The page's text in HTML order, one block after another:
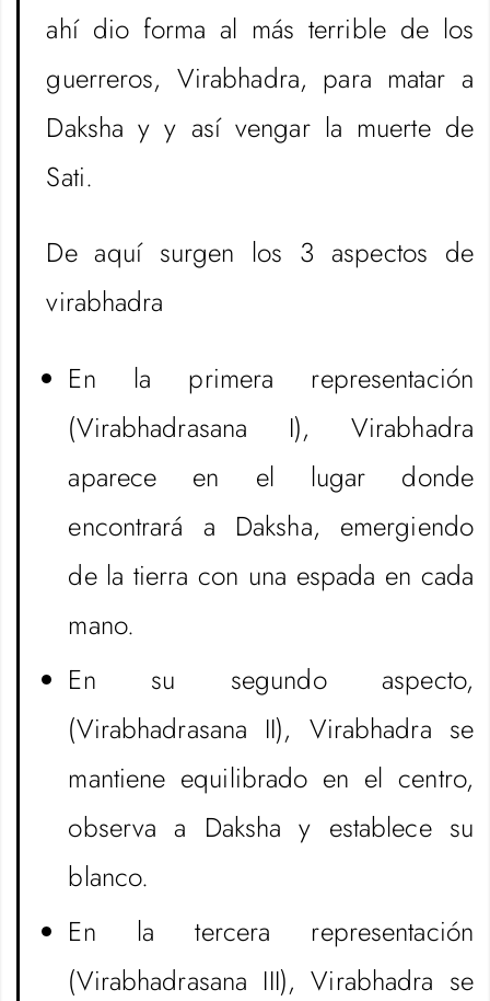
ahí dio forma al más terrible de los
guerreros, Virabhadra, para matar a
Daksha y y así vengar la muerte de
Sati.
De aquí surgen los 3 aspectos de
virabhadra
En la primera representación
(Virabhadrasana I), Virabhadra
aparece en el lugar donde
encontrará a Daksha, emergiendo
de la tierra con una espada en cada
mano.
En su segundo aspecto,
(Virabhadrasana II), Virabhadra se
mantiene equilibrado en el centro,
observa a Daksha y establece su
blanco.
En la tercera representación
(Virabhadrasana III), Virabhadra se